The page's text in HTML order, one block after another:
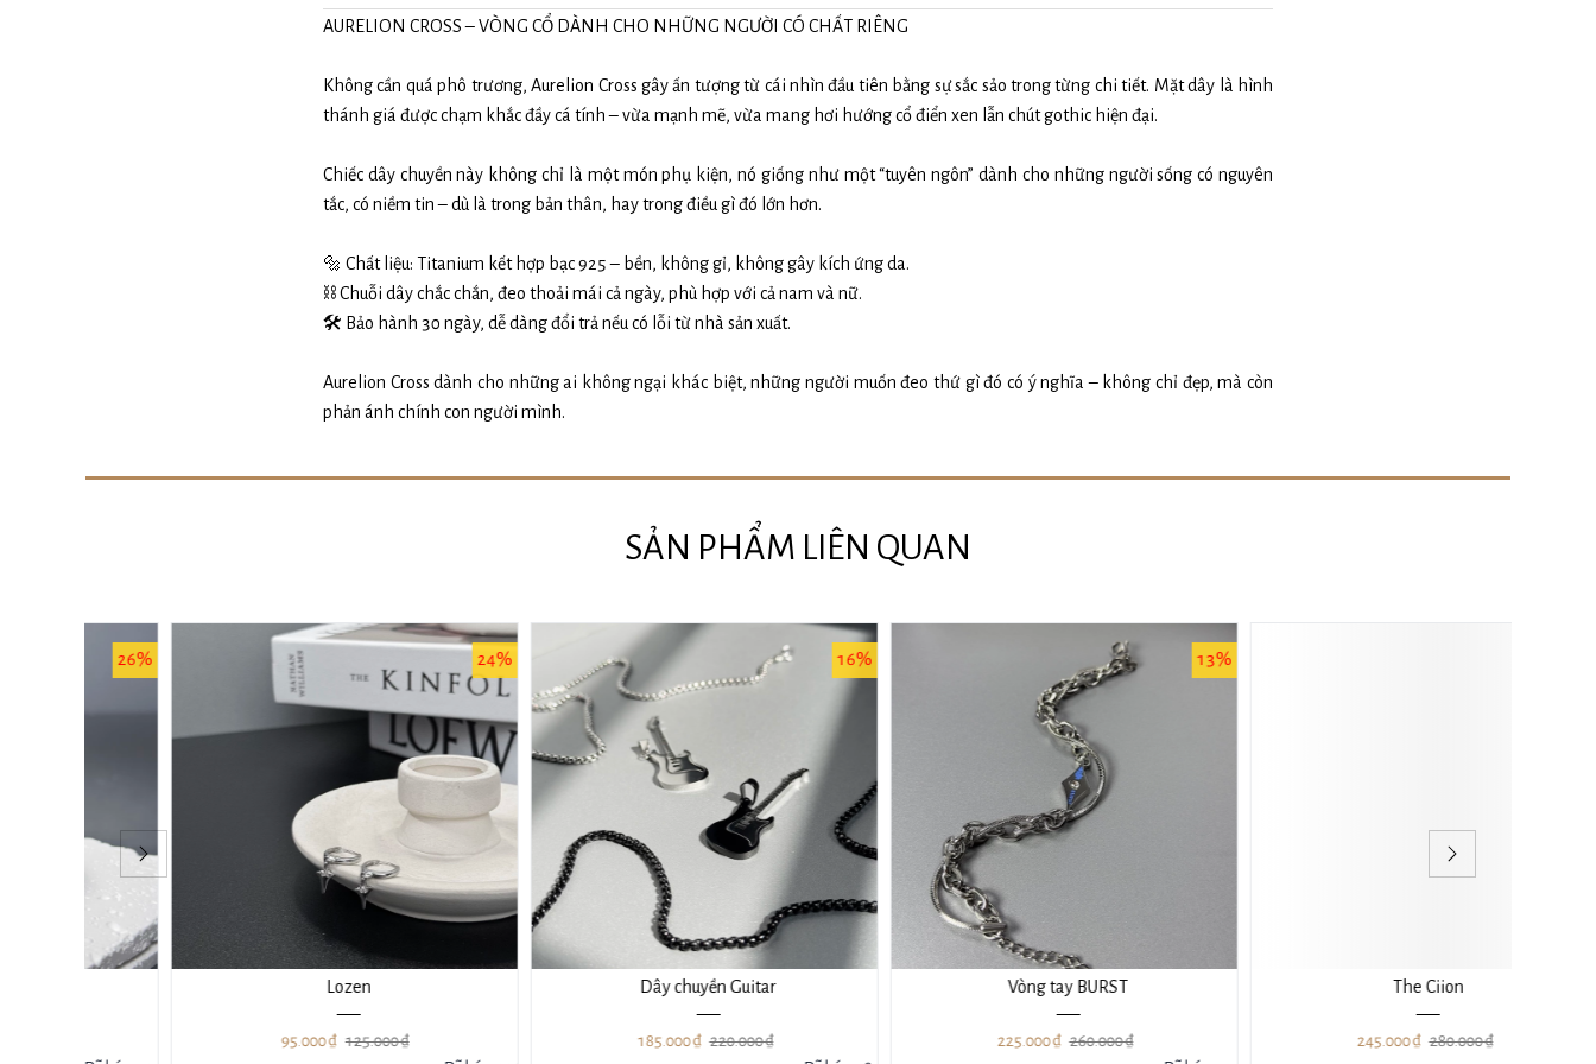
AURELION CROSS – VÒNG CỔ DÀNH CHO NHỮNG NGƯỜI CÓ CHẤT RIÊNG
Không cần quá phô trương, Aurelion Cross gây ấn tượng từ cái nhìn đầu tiên bằng sự sắc sảo trong từng chi tiết. Mặt dây là hình
thánh giá được chạm khắc đầy cá tính – vừa mạnh mẽ, vừa mang hơi hướng cổ điển xen lẫn chút gothic hiện đại.
Chiếc dây chuyền này không chỉ là một món phụ kiện, nó giống như một “tuyên ngôn” dành cho những người sống có nguyên
tắc, có niềm tin – dù là trong bản thân, hay trong điều gì đó lớn hơn.
🔩 Chất liệu: Titanium kết hợp bạc 925 – bền, không gỉ, không gây kích ứng da.
⛓ Chuỗi dây chắc chắn, đeo thoải mái cả ngày, phù hợp với cả nam và nữ.
🛠 Bảo hành 30 ngày, dễ dàng đổi trả nếu có lỗi từ nhà sản xuất.
Aurelion Cross dành cho những ai không ngại khác biệt, những người muốn đeo thứ gì đó có ý nghĩa – không chỉ đẹp, mà còn
phản ánh chính con người mình.
SẢN PHẨM LIÊN QUAN
125.000 ₫
16%
Dây chuyền Guitar
220.000 ₫
13%
Vòng tay BURST
260.000 ₫ 280.000 ₫